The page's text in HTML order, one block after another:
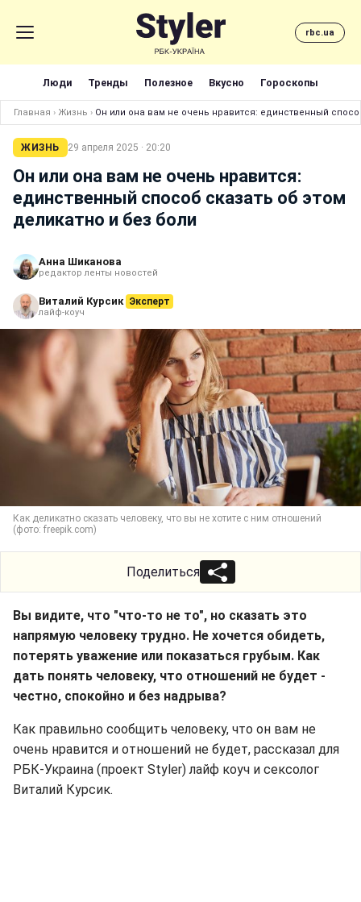
rbc.ua
Люди Тренды Полезное Вкусно Гороскопы
Главная › Жизнь › Он или она вам не очень нравится: единственный
ЖИЗНЬ 29 апреля 2025 · 20:20
Он или она вам не очень нравится:
единственный способ сказать об этом
деликатно и без боли
Анна Шиканова
редактор ленты новостей
Виталий Курсик Эксперт
лайф-коуч
Как деликатно сказать человеку, что вы не хотите с ним отношений
(фото: freepik.com)
Поделиться
Вы видите, что "что-то не то", но сказать это
напрямую человеку трудно. Не хочется обидеть,
потерять уважение или показаться грубым. Как
дать понять человеку, что отношений не будет -
честно, спокойно и без надрыва?
Как правильно сообщить человеку, что он вам не
очень нравится и отношений не будет, рассказал для
РБК-Украина (проект Styler) лайф коуч и сексолог
Виталий Курсик.